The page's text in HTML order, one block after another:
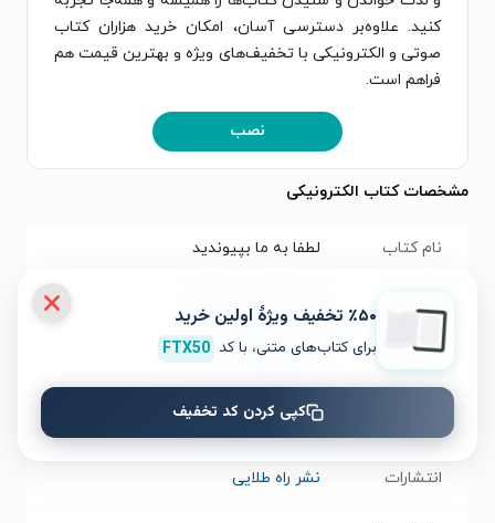
کنید. علاوه‌بر دسترسی آسان، امکان خرید هزاران کتاب
صوتی و الکترونیکی با تخفیف‌های ویژه و بهترین قیمت هم
فراهم است.
نصب
مشخصات کتاب الکترونیکی
نام کتاب لطفا به ما بپیوندید
موضوع رمان داستان خارجی
کاترین مکنزی
افسانه محمدپور
انتشارات نشر راه طلایی
٪۵۰ تخفیف ویژۀ اولین خرید
برای کتاب‌های متنی، با کد FTX50
کپی کردن کد تخفیف